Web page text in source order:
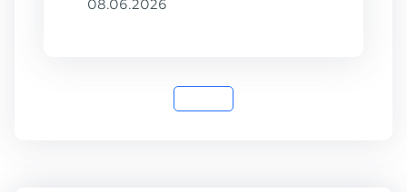
08.06.2026